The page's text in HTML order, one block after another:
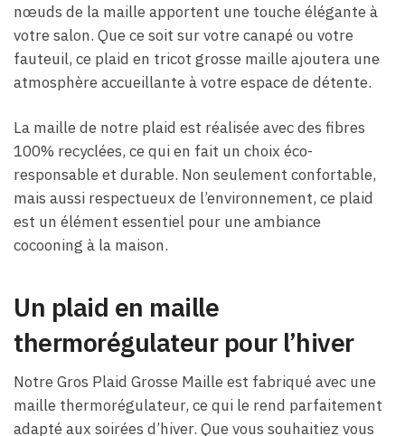
nœuds de la maille apportent une touche élégante à
votre salon. Que ce soit sur votre canapé ou votre
fauteuil, ce plaid en tricot grosse maille ajoutera une
atmosphère accueillante à votre espace de détente.
La maille de notre plaid est réalisée avec des fibres
100% recyclées, ce qui en fait un choix éco-
responsable et durable. Non seulement confortable,
mais aussi respectueux de l’environnement, ce plaid
est un élément essentiel pour une ambiance
cocooning à la maison.
Un plaid en maille
thermorégulateur pour l’hiver
Notre Gros Plaid Grosse Maille est fabriqué avec une
maille thermorégulateur, ce qui le rend parfaitement
adapté aux soirées d’hiver. Que vous souhaitiez vous